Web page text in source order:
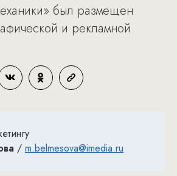
был размещен
и рекламной
/ m.belmesova@imedia.ru